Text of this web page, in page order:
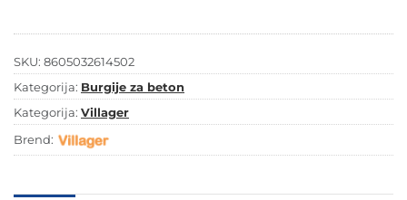
mm
SKU: 8605032614502
Kategorija: Burgije za beton
Kategorija: Villager
Brend: